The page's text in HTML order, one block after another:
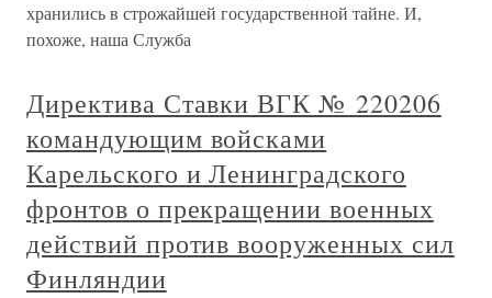
хранились в строжайшей государственной тайне. И,
похоже, наша Служба
Директива Ставки ВГК № 220206
командующим войсками
Карельского и Ленинградского
фронтов о прекращении военных
действий против вооруженных сил
Финляндии